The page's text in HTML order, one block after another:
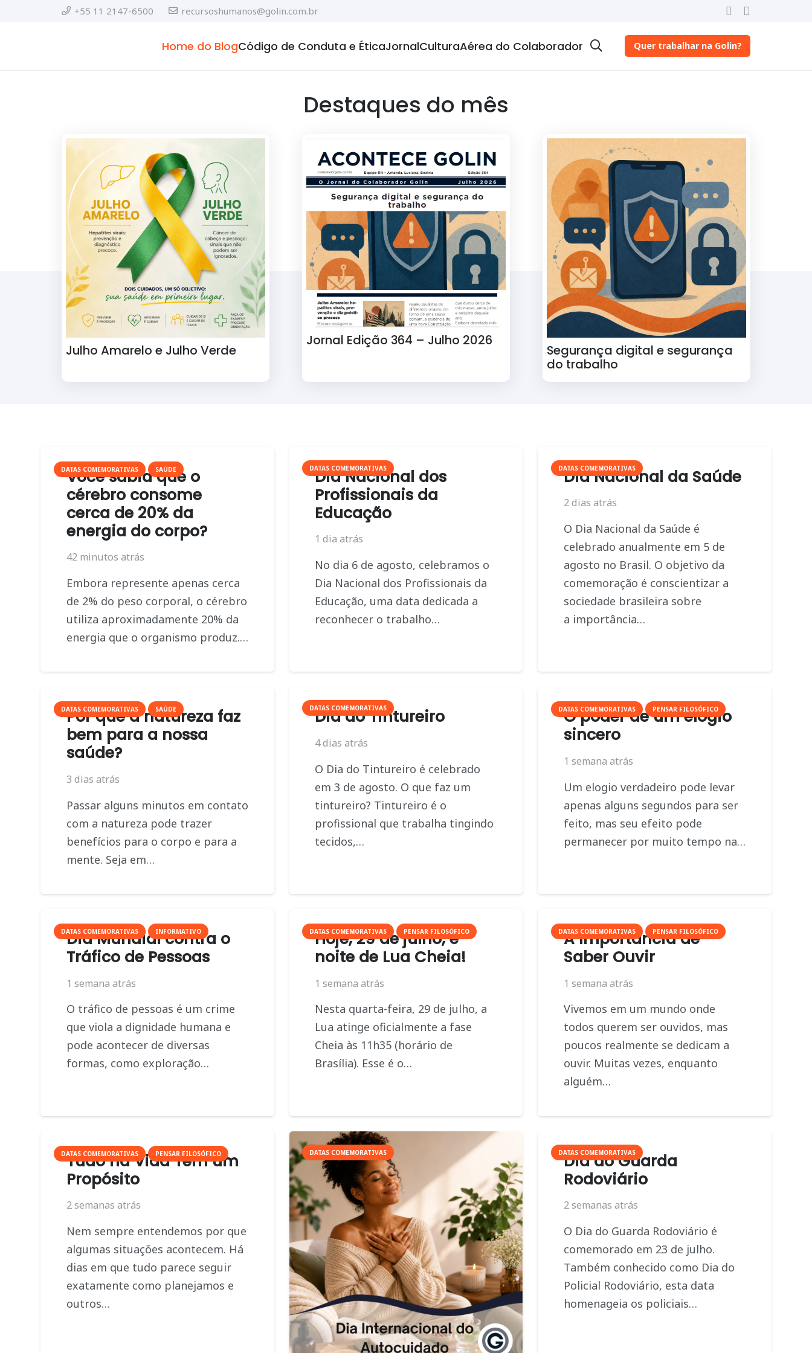
+55 11 2147-6500 recursoshumanos@golin.com.br
Home do BlogCódigo de Conduta e ÉticaJornalCulturaAérea do Colaborador Quer trabalhar na Golin?
Destaques do mês
Julho Amarelo e Julho Verde
Jornal Edição 364 – Julho 2026
Segurança digital e segurança
do trabalho
DATAS COMEMORATIVAS SAÚDE
Você sabia que o
cérebro consome
cerca de 20% da
energia do corpo?
42 minutos atrás
Embora represente apenas cerca
de 2% do peso corporal, o cérebro
utiliza aproximadamente 20% da
energia que o organismo produz.…
DATAS COMEMORATIVAS
Dia Nacional dos
Profissionais da
Educação
1 dia atrás
No dia 6 de agosto, celebramos o
Dia Nacional dos Profissionais da
Educação, uma data dedicada a
reconhecer o trabalho…
DATAS COMEMORATIVAS
Dia Nacional da Saúde
2 dias atrás
O Dia Nacional da Saúde é
celebrado anualmente em 5 de
agosto no Brasil. O objetivo da
comemoração é conscientizar a
sociedade brasileira sobre
a importância…
DATAS COMEMORATIVAS SAÚDE
Por que a natureza faz
bem para a nossa
saúde?
3 dias atrás
Passar alguns minutos em contato
com a natureza pode trazer
benefícios para o corpo e para a
mente. Seja em…
DATAS COMEMORATIVAS
Dia do Tintureiro
4 dias atrás
O Dia do Tintureiro é celebrado
em 3 de agosto. O que faz um
tintureiro? Tintureiro é o
profissional que trabalha tingindo
tecidos,…
DATAS COMEMORATIVAS PENSAR FILOSÓFICO
O poder de um elogio
sincero
1 semana atrás
Um elogio verdadeiro pode levar
apenas alguns segundos para ser
feito, mas seu efeito pode
permanecer por muito tempo na…
DATAS COMEMORATIVAS INFORMATIVO
Dia Mundial contra o
Tráfico de Pessoas
1 semana atrás
O tráfico de pessoas é um crime
que viola a dignidade humana e
pode acontecer de diversas
formas, como exploração…
DATAS COMEMORATIVAS PENSAR FILOSÓFICO
Hoje, 29 de julho, é
noite de Lua Cheia!
1 semana atrás
Nesta quarta-feira, 29 de julho, a
Lua atinge oficialmente a fase
Cheia às 11h35 (horário de
Brasília). Esse é o…
DATAS COMEMORATIVAS PENSAR FILOSÓFICO
A Importância de
Saber Ouvir
1 semana atrás
Vivemos em um mundo onde
todos querem ser ouvidos, mas
poucos realmente se dedicam a
ouvir. Muitas vezes, enquanto
alguém…
DATAS COMEMORATIVAS PENSAR FILOSÓFICO
Tudo na Vida Tem um
Propósito
2 semanas atrás
Nem sempre entendemos por que
algumas situações acontecem. Há
dias em que tudo parece seguir
exatamente como planejamos e
outros…
DATAS COMEMORATIVAS DATAS COMEMORATIVAS
Dia do Guarda
Rodoviário
2 semanas atrás
O Dia do Guarda Rodoviário é
comemorado em 23 de julho.
Também conhecido como Dia do
Policial Rodoviário, esta data
homenageia os policiais…